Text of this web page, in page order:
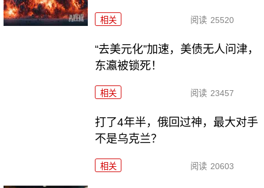
相关 阅读 25520
“去美元化”加速，美债无人问津，
东瀛被锁死！
相关 阅读 23457
打了4年半，俄回过神，最大对手
不是乌克兰？
相关 阅读 20603